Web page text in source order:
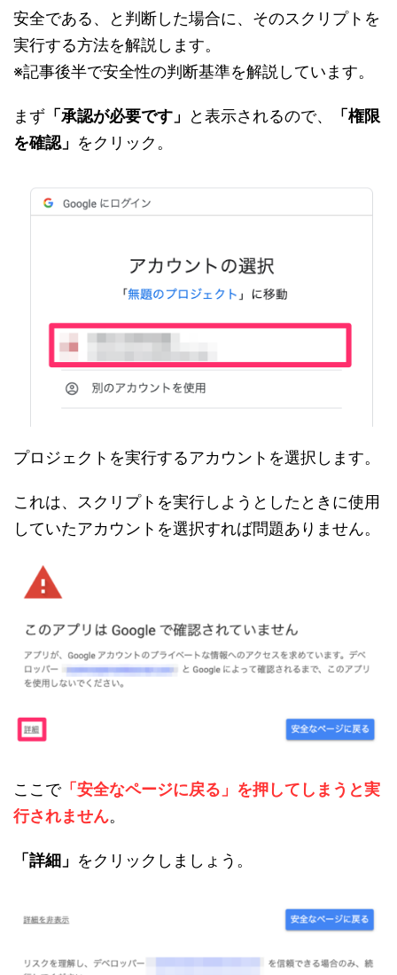
安全である、と判断した場合に、そのスクリプトを
実行する方法を解説します。
※記事後半で安全性の判断基準を解説しています。
まず 「承認が必要です」 と表示されるので、
「権限
を確認」 をクリック。
プロジェクトを実行するアカウントを選択します。
これは、スクリプトを実行しようとしたときに使用
していたアカウントを選択すれば問題ありません。
ここで「安全なページに戻る」を押してしまうと実
行されません。
「詳細」 をクリックしましょう。